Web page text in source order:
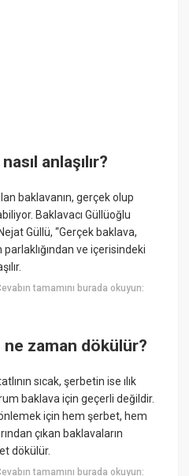
anlaşılır?
baklavanın, gerçek olup
Baklavacı Güllüoğlu
Güllü, “Gerçek baklava,
ve içerisindeki
tamamını burada okuyun:
ne zaman dökülür?
sıcak, şerbetin ise ılık
baklava için geçerli değildir.
için hem şerbet, hem
çıkan baklavaların
dökülür.
tamamını burada okuyun: